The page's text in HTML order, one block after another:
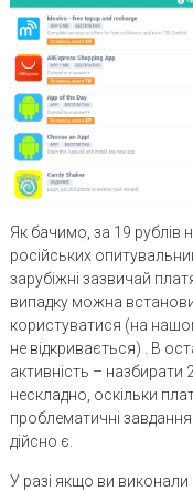
Як бачимо, за 19 рублів
російських
зарубіжні зазвичай
випадку можна
користуватися (на
не відкривається) . В
активність – назбирати
нескладно, оскільки
проблематичні
дійсно є.
У разі якщо ви виконали